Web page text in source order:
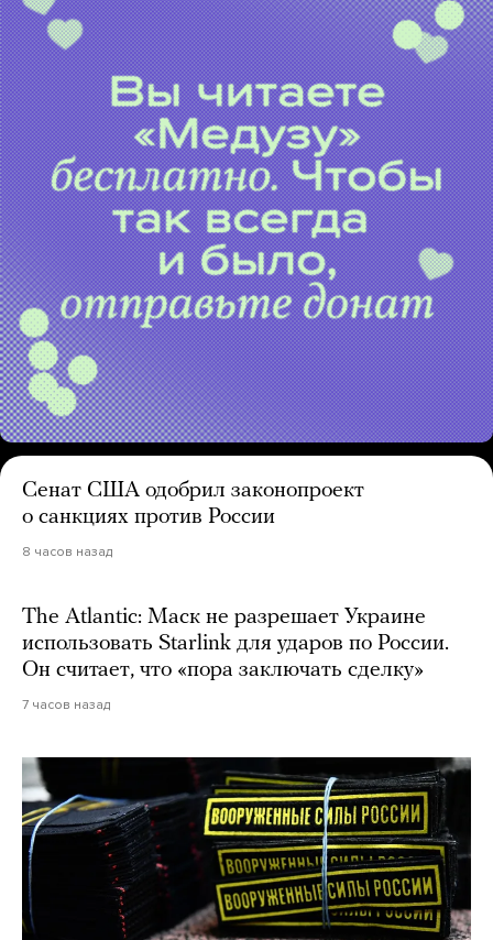
Сенат США одобрил законопроект
о санкциях против России
8 часов назад
The Atlantic: Маск не разрешает Украине
использовать Starlink для ударов по России.
Он считает, что «пора заключать сделку»
7 часов назад